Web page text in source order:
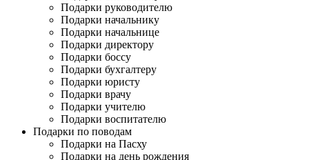
Подарки руководителю
Подарки начальнику
Подарки начальнице
Подарки директору
Подарки боссу
Подарки бухгалтеру
Подарки юристу
Подарки врачу
Подарки учителю
Подарки воспитателю
Подарки по поводам
Подарки на Пасху
Подарки на день рождения